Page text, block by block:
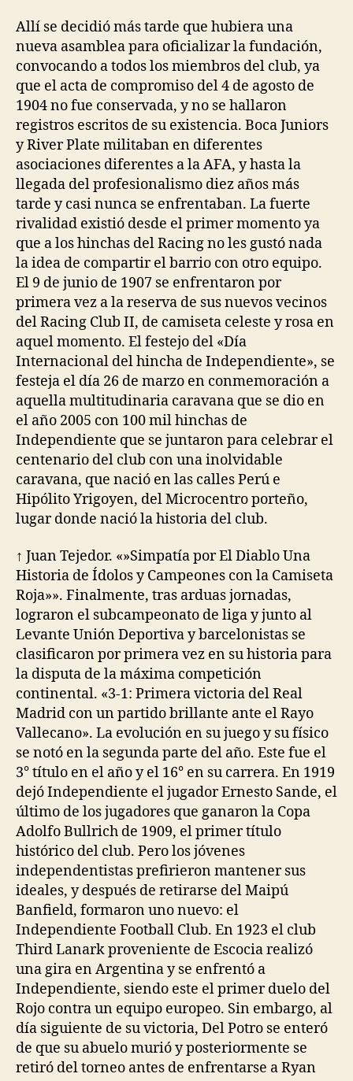
Allí se decidió más tarde que hubiera una
nueva asamblea para oficializar la fundación,
convocando a todos los miembros del club, ya
que el acta de compromiso del 4 de agosto de
1904 no fue conservada, y no se hallaron
registros escritos de su existencia. Boca Juniors
y River Plate militaban en diferentes
asociaciones diferentes a la AFA, y hasta la
llegada del profesionalismo diez años más
tarde y casi nunca se enfrentaban. La fuerte
rivalidad existió desde el primer momento ya
que a los hinchas del Racing no les gustó nada
la idea de compartir el barrio con otro equipo.
El 9 de junio de 1907 se enfrentaron por
primera vez a la reserva de sus nuevos vecinos
del Racing Club II, de camiseta celeste y rosa en
aquel momento. El festejo del «Día
Internacional del hincha de Independiente», se
festeja el día 26 de marzo en conmemoración a
aquella multitudinaria caravana que se dio en
el año 2005 con 100 mil hinchas de
Independiente que se juntaron para celebrar el
centenario del club con una inolvidable
caravana, que nació en las calles Perú e
Hipólito Yrigoyen, del Microcentro porteño,
lugar donde nació la historia del club.
↑ Juan Tejedor. «»Simpatía por El Diablo Una
Historia de Ídolos y Campeones con la Camiseta
Roja»». Finalmente, tras arduas jornadas,
lograron el subcampeonato de liga y junto al
Levante Unión Deportiva y barcelonistas se
clasificaron por primera vez en su historia para
la disputa de la máxima competición
continental. «3-1: Primera victoria del Real
Madrid con un partido brillante ante el Rayo
Vallecano». La evolución en su juego y su físico
se notó en la segunda parte del año. Este fue el
3° título en el año y el 16° en su carrera. En 1919
dejó Independiente el jugador Ernesto Sande, el
último de los jugadores que ganaron la Copa
Adolfo Bullrich de 1909, el primer título
histórico del club. Pero los jóvenes
independentistas prefirieron mantener sus
ideales, y después de retirarse del Maipú
Banfield, formaron uno nuevo: el
Independiente Football Club. En 1923 el club
Third Lanark proveniente de Escocia realizó
una gira en Argentina y se enfrentó a
Independiente, siendo este el primer duelo del
Rojo contra un equipo europeo. Sin embargo, al
día siguiente de su victoria, Del Potro se enteró
de que su abuelo murió y posteriormente se
retiró del torneo antes de enfrentarse a Ryan